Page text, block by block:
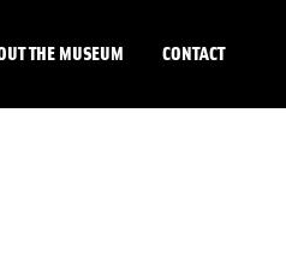
THE MUSEUM CONTACT